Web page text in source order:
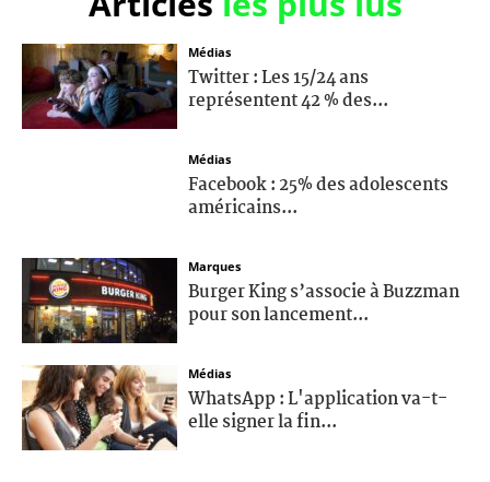
Médias
Twitter : Les 15/24 ans
représentent 42 % des...
Médias
Facebook : 25% des adolescents
américains...
Marques
Burger King s’associe à Buzzman
pour son lancement...
Médias
WhatsApp : L'application va-t-
elle signer la fin...